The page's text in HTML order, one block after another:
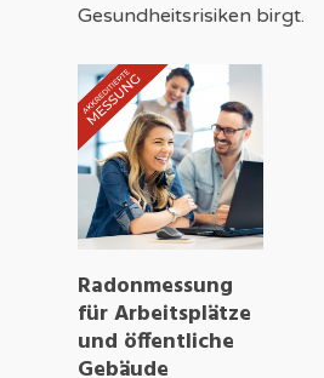
Gesundheitsrisiken birgt.
WARENKORB
Radonmessung
für Arbeitsplätze
und öffentliche
Gebäude